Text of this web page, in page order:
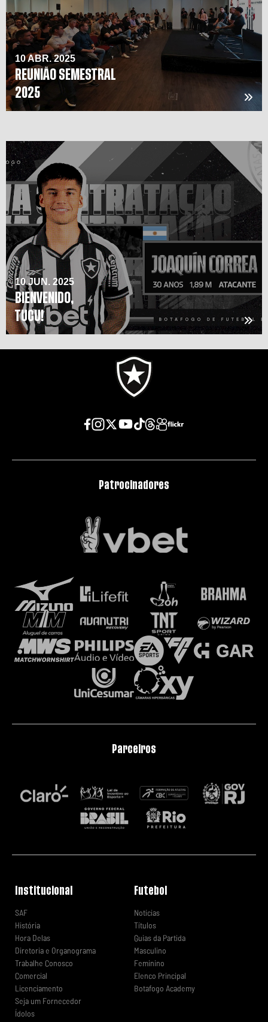
10 ABR. 2025
REUNIÃO SEMESTRAL
2025
10 JUN. 2025
BIENVENIDO,
TUCU!
Patrocinadores
Parceiros
Institucional
SAF
História
Hora Delas
Diretoria e Organograma
Trabalhe Conosco
Comercial
Licenciamento
Seja um Fornecedor
Ídolos
Futebol
Notícias
Títulos
Guias da Partida
Masculino
Feminino
Elenco Principal
Botafogo Academy